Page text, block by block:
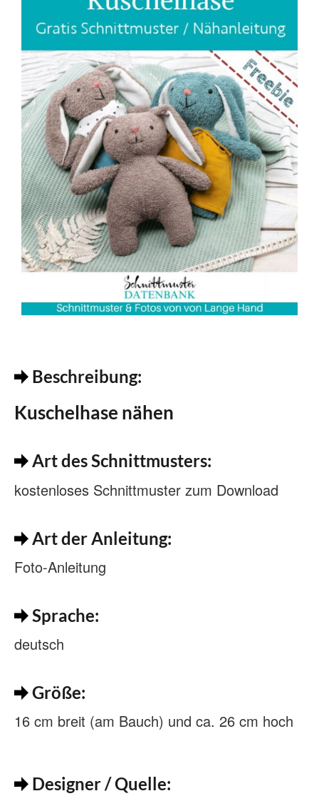
Beschreibung:
Kuschelhase nähen
Art des Schnittmusters:
kostenloses Schnittmuster zum Download
Art der Anleitung:
Foto-Anleitung
Sprache:
deutsch
Größe:
16 cm breit (am Bauch) und ca. 26 cm hoch
Designer / Quelle: